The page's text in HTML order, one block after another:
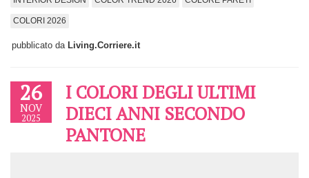
COLORI 2026
pubblicato da Living.Corriere.it
26
NOV
2025
I COLORI DEGLI ULTIMI
DIECI ANNI SECONDO
PANTONE